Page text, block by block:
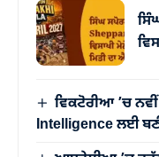
ਵਿਕਟੋਰੀਆ ’ਚ
Intelligence ਲਈ